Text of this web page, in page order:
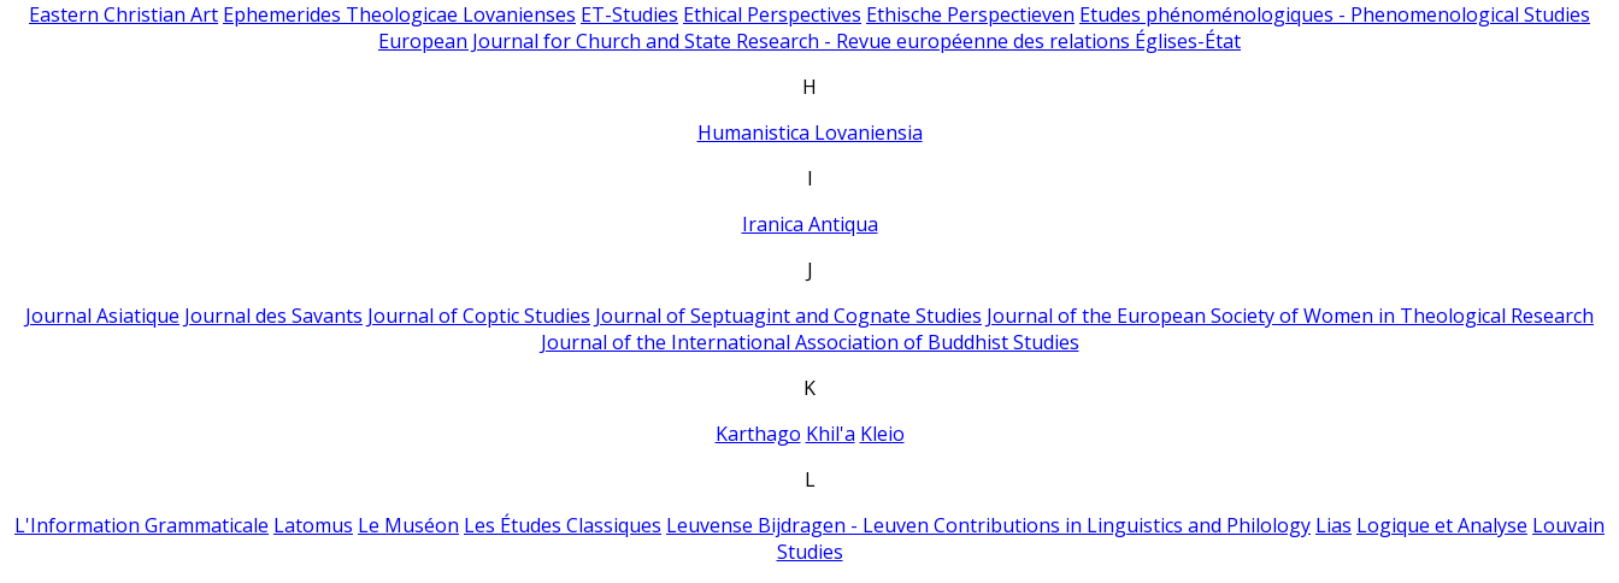
Eastern Christian Art Ephemerides Theologicae Lovanienses ET-Studies Ethical Perspectives Ethische Perspectieven Etudes phénoménologiques - Phenomenological Studies
European Journal for Church and State Research - Revue européenne des relations Églises-État
H
Humanistica Lovaniensia
I
Iranica Antiqua
J
Journal Asiatique Journal des Savants Journal of Coptic Studies Journal of Septuagint and Cognate Studies Journal of the European Society of Women in Theological Research
Journal of the International Association of Buddhist Studies
K
Karthago Khil'a Kleio
L
L'Information Grammaticale Latomus Le Muséon Les Études Classiques Leuvense Bijdragen - Leuven Contributions in Linguistics and Philology Lias Logique et Analyse Louvain
Studies